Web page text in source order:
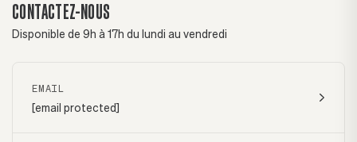
CONTACTEZ-NOUS
Disponible de 9h à 17h du lundi au vendredi
EMAIL
[email protected]